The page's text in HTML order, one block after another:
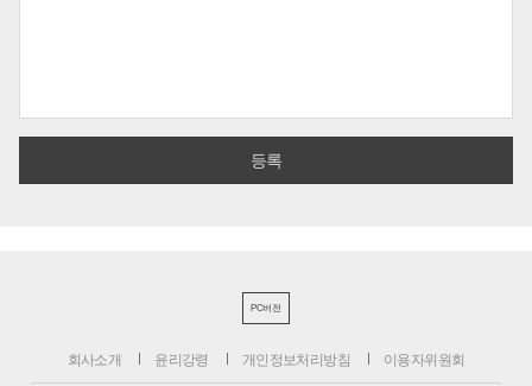
PC버전
회사소개 윤리강령 개인정보처리방침 이용자위원회